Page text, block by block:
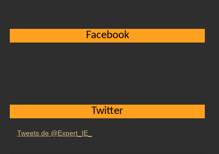
Facebook
Twitter
Tweets de @Expert_IE_